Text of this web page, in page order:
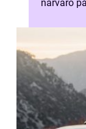
närvaro